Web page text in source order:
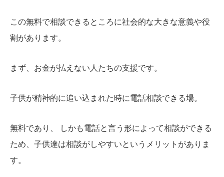
この無料で相談できるところに社会的な大きな意義や役
割があります。
まず、お金が払えない人たちの支援です。
子供が精神的に追い込まれた時に電話相談できる場。
無料であり、 しかも電話と言う形によって相談ができる
ため、子供達は相談がしやすいというメリットがありま
す。